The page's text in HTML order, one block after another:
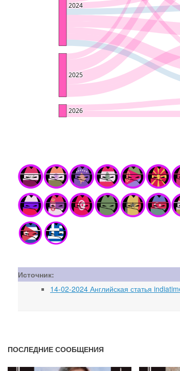
Источник:
14-02-2024 Английская статья
ПОСЛЕДНИЕ СООБЩЕНИЯ